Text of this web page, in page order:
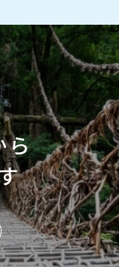
ら